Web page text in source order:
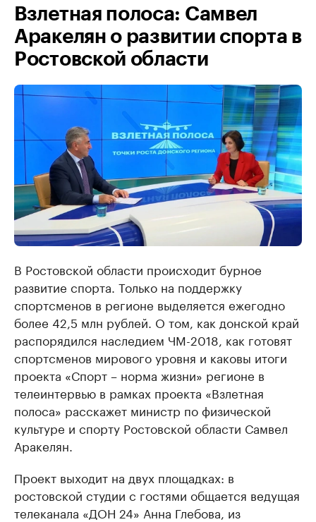
Взлетная полоса: Самвел
Аракелян о развитии спорта в
Ростовской области
В Ростовской области происходит бурное
развитие спорта. Только на поддержку
спортсменов в регионе выделяется ежегодно
более 42,5 млн рублей. О том, как донской край
распорядился наследием ЧМ-2018, как готовят
спортсменов мирового уровня и каковы итоги
проекта «Спорт – норма жизни» регионе в
телеинтервью в рамках проекта «Взлетная
полоса» расскажет министр по физической
культуре и спорту Ростовской области Самвел
Аракелян.
Проект выходит на двух площадках: в
ростовской студии с гостями общается ведущая
телеканала «ДОН 24» Анна Глебова, из